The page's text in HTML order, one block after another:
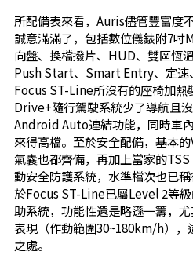
所配備表來看，Auris儘管豐富度
誠意滿滿了，包括數位儀錶附7吋
向盤、換檔撥片、HUD、雙區恆溫
Push Start、Smart Entry、定速
Focus ST-Line所沒有的座椅加熱
Drive+隨行駕駛系統少了導航且
Android Auto連結功能，同時車
來得高檔。至於安全配備，基本
氣囊也都齊備，再加上當家的
動安全防護系統，水準檔次也已
於Focus ST-Line已屬Level 2等
助系統，功能性還是略遜一籌，
表現（作動範圍30~180km/h）
之處。